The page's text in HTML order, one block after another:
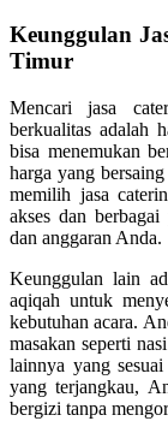
Keunggulan
Timur
Mencari jasa
berkualitas adalah
bisa menemukan
harga yang
memilih jasa
akses dan
dan anggaran Anda.
Keunggulan lain
aqiqah untuk
kebutuhan acara.
masakan seperti
lainnya yang
yang terjangkau,
bergizi tanpa